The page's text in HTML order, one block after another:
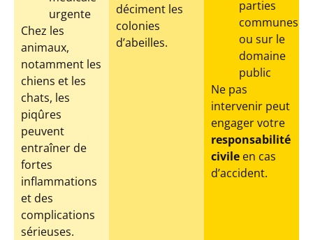
urgente
Chez les
animaux,
notamment les
chiens et les
chats, les
piqûres
peuvent
entraîner de
fortes
inflammations
et des
complications
sérieuses.
déciment les
colonies
d’abeilles.
parties
communes
ou sur le
domaine
public
Ne pas
intervenir peut
engager votre
responsabilité
civile en cas
d’accident.